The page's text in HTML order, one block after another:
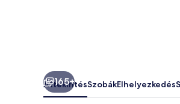
165+
ÁttekintésSzobákElhelyezkedés